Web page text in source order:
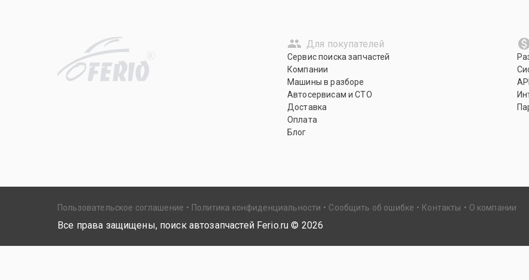
R
Для покупателей
Сервис поиска запчастей
Компании
Машины в разборе
Автосервисам и СТО
Доставка
Оплата
Блог
API
Пользовательское соглашение Политика конфиденциальности Сообщить об ошибке Контакты О компании
Все права защищены, поиск автозапчастей Ferio.ru © 2026